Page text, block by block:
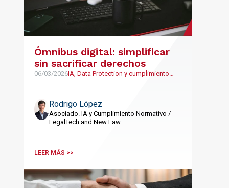
Ómnibus digital: simplificar
sin sacrificar derechos
06/03/2026IA, Data Protection y cumplimiento
Rodrigo López
Asociado. IA y Cumplimiento Normativo /
LegalTech and New Law
LEER MÁS >>